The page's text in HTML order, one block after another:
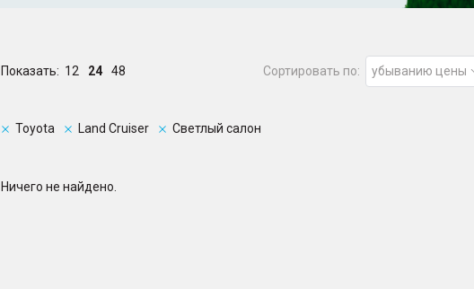
Показать: 12 24 48 Сортировать по: убыванию цены
Toyota Land Cruiser Светлый салон
Ничего не найдено.